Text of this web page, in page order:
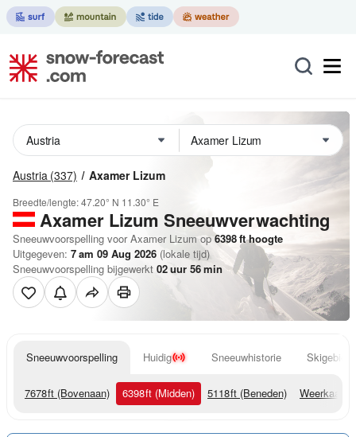
Austria (337) Axamer Lizum
Breedte/lengte:47.20° N 11.30° E
Axamer Lizum Sneeuwverwachting
Sneeuwvoorspelling voor Axamer Lizum op 6398fthoogte
Uitgegeven: 7 am 09 Aug 2026 (lokale tijd)
Sneeuwvoorspelling bijgewerkt 02uur 56min
Sneeuwvoorspelling Huidig Sneeuwhistorie Skigebied
7678ft (Bovenaan) 6398ft (Midden) 5118ft (Beneden)